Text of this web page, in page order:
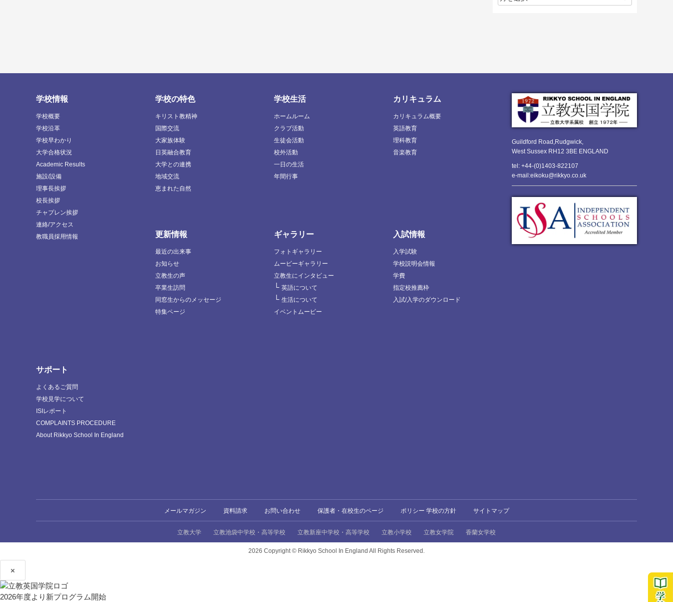
Guildford Road,Rudgwick,
West Sussex RH12 3BE ENGLAND
tel: +44-(0)1403-822107
e-mail:eikoku@rikkyo.co.uk
学校情報
学校概要
学校沿革
学校早わかり
大学合格状況
Academic Results
施設/設備
理事長挨拶
校長挨拶
チャプレン挨拶
連絡/アクセス
教職員採用情報
学校の特色
キリスト教精神
国際交流
大家族体験
日英融合教育
大学との連携
地域交流
恵まれた自然
学校生活
ホームルーム
クラブ活動
生徒会活動
校外活動
一日の生活
年間行事
カリキュラム
カリキュラム概要
英語教育
理科教育
音楽教育
更新情報
最近の出来事
お知らせ
立教生の声
卒業生訪問
同窓生からのメッセージ
特集ページ
ギャラリー
フォトギャラリー
ムービーギャラリー
立教生にインタビュー
└ 英語について
└ 生活について
イベントムービー
入試情報
入学試験
学校説明会情報
学費
指定校推薦枠
入試/入学のダウンロード
サポート
よくあるご質問
学校見学について
ISIレポート
COMPLAINTS PROCEDURE
About Rikkyo School In England
メールマガジン 資料請求 お問い合わせ 保護者・在校生のページ ポリシー 学校の方針 サイトマップ
立教大学 立教池袋中学校・高等学校 立教新座中学校・高等学校 立教小学校 立教女学院 香蘭女学校
2026 Copyright © Rikkyo School In England All Rights Reserved.
×
2026年度より新プログラム開始